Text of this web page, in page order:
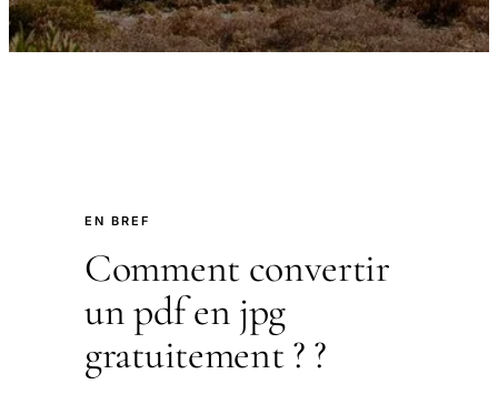
EN BREF
Comment convertir
un pdf en jpg
gratuitement ? ?